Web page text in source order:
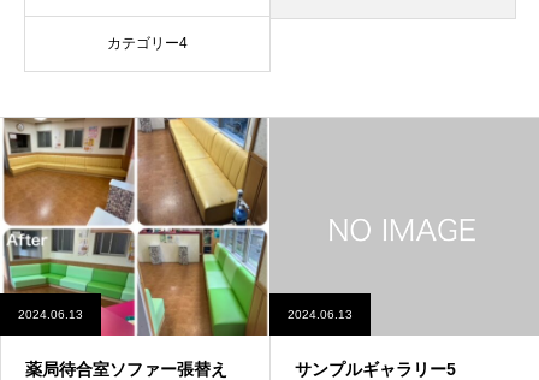
カテゴリー4
2024.06.13
薬局待合室ソファー張替え
2024.06.13
サンプルギャラリー5